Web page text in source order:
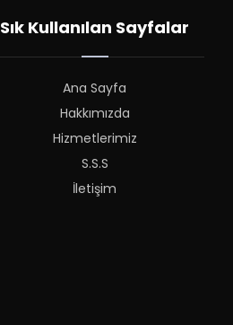
Sık Kullanılan Sayfalar
Ana Sayfa
Hakkımızda
Hizmetlerimiz
S.S.S
İletişim